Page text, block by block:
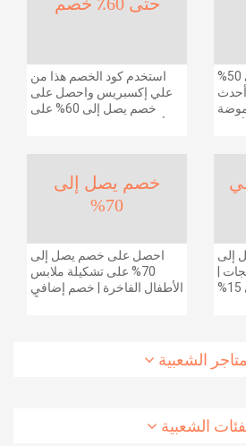
استخدم كود الخصم هذا من
علي إكسبريس واحصل على
خصم يصل إلى 60% على
الطلبات التي تزيد قيمتها عن
1425 ريالًا سعوديًا | شحن مج
احصل على ما يصل إلى 50%
خصم يصل إلى
70%
احصل على خصم يصل إلى
70% على تشكيلة ملابس
الأطفال الفاخرة | خصم إضافي
إلى
|
الشعبية
الشعبية